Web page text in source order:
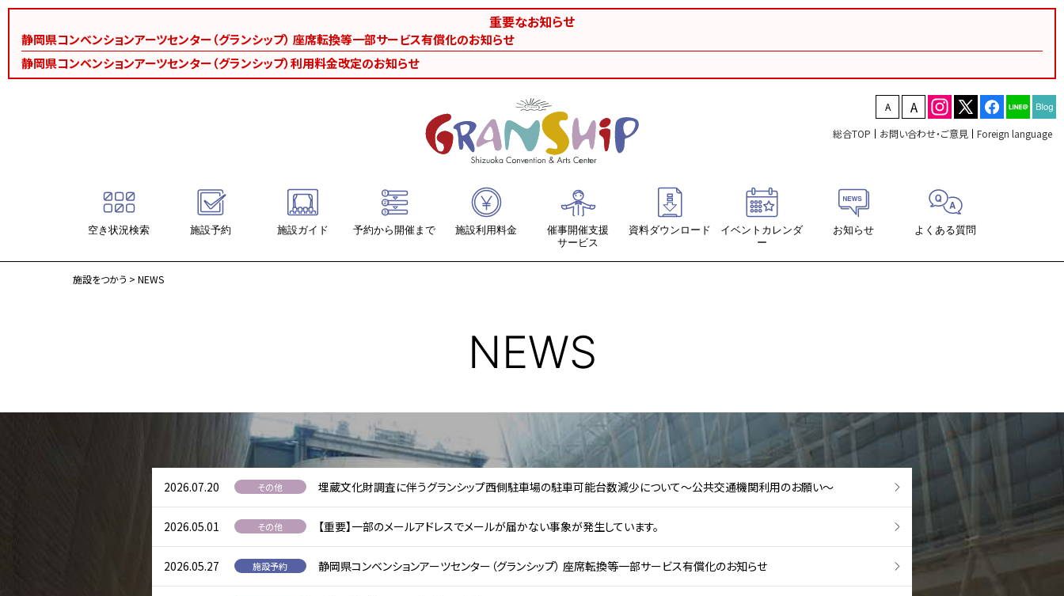
重要なお知らせ
静岡県コンベンションアーツセンター（グランシップ） 座席転換等一部サービス有償化のお知らせ
静岡県コンベンションアーツセンター（グランシップ）利用料金改定のお知らせ
文字を縮小する
文字を拡大する
総合TOP お問い合わせ・ご意見 Foreign language
空き状況検索 施設予約 施設ガイド
施設ガイド
グランシップ広場
リハーサル室・練習室
託児室
展望ロビー
文化情報コーナー
カフェ・レストラン
静岡芸術劇場
予約から開催まで
ホール系
施設利用料金
催事開催支援
サービス
資料ダウンロード
提出書類ダウンロード
イベントカレンダ
ー
お知らせ よくある質問
施設をつかう > NEWS
NEWS
2026.07.20 その他 埋蔵文化財調査に伴うグランシップ西側駐車場の駐車可能台数減少について～公共交通機関利用のお願い～
2026.05.01 その他 【重要】一部のメールアドレスでメールが届かない事象が発生しています。
2026.05.27 施設予約 静岡県コンベンションアーツセンター（グランシップ） 座席転換等一部サービス有償化のお知らせ